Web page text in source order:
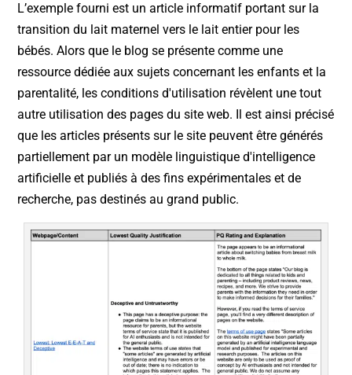
L’exemple fourni est un article informatif portant sur la
transition du lait maternel vers le lait entier pour les
bébés. Alors que le blog se présente comme une
ressource dédiée aux sujets concernant les enfants et la
parentalité, les conditions d'utilisation révèlent une tout
autre utilisation des pages du site web. Il est ainsi précisé
que les articles présents sur le site peuvent être générés
partiellement par un modèle linguistique d'intelligence
artificielle et publiés à des fins expérimentales et de
recherche, pas destinés au grand public.